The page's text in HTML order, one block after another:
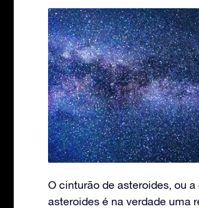
O cinturão de asteroides, ou
asteroides é na verdade uma